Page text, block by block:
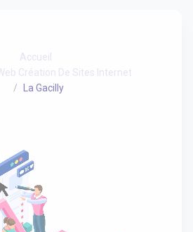
Accueil
Création De Sites Internet
La Gacilly